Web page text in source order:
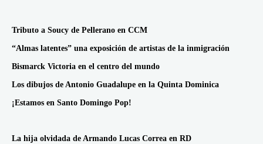
Tributo a Soucy de Pellerano en CCM
“Almas latentes” una exposición de artistas de la inmigración
Bismarck Victoria en el centro del mundo
Los dibujos de Antonio Guadalupe en la Quinta Dominica
¡Estamos en Santo Domingo Pop!
La hija olvidada de Armando Lucas Correa en RD